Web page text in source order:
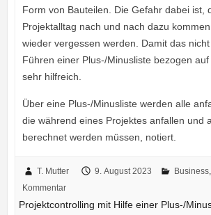
Form von Bauteilen. Die Gefahr dabei ist,
Projektalltag nach und nach dazu
wieder vergessen werden. Damit das
Führen einer Plus-/Minusliste bezogen
sehr hilfreich.
Über eine Plus-/Minusliste werden alle
die während eines Projektes anfallen und
berechnet werden müssen, notiert.
T. Mutter 9. August 2023 Business,
Kommentar
Projektcontrolling mit Hilfe einer Plus-/